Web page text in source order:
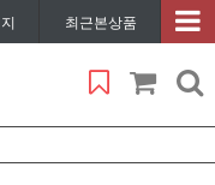
최근본상품